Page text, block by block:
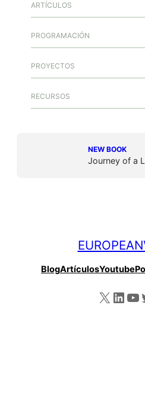
ARTÍCULOS
PROGRAMACIÓN
PROYECTOS
RECURSOS
NEW BOOK
Journey of a
BlogArtículosYoutube
X LinkedIn YouTube Twitter